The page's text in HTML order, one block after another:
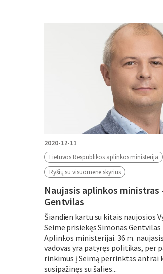
2020-12-11
Lietuvos Respublikos aplinkos ministerija
Ryšių su visuomene skyrius
Naujasis aplinkos ministras
Gentvilas
Šiandien kartu su kitais naujosios
Seime prisiekęs Simonas Gentvilas
Aplinkos ministerijai. 36 m.
vadovas yra patyręs politikas, per
rinkimus į Seimą perrinktas antrai
susipažinęs su šalies...